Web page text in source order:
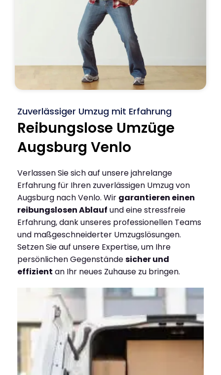
Zuverlässiger Umzug mit Erfahrung
Reibungslose Umzüge
Augsburg Venlo
Verlassen Sie sich auf unsere jahrelange
Erfahrung für Ihren zuverlässigen Umzug von
Augsburg nach Venlo. Wir garantieren einen
reibungslosen Ablauf und eine stressfreie
Erfahrung, dank unseres professionellen Teams
und maßgeschneiderter Umzugslösungen.
Setzen Sie auf unsere Expertise, um Ihre
persönlichen Gegenständesicher und
effizient an Ihr neues Zuhause zu bringen.